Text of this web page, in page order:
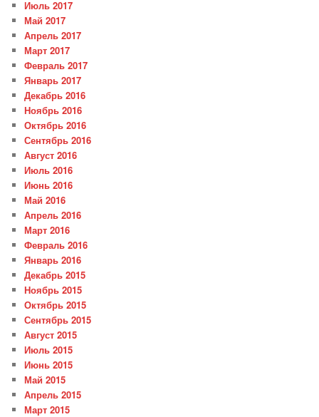
Июль 2017
Май 2017
Апрель 2017
Март 2017
Февраль 2017
Январь 2017
Декабрь 2016
Ноябрь 2016
Октябрь 2016
Сентябрь 2016
Август 2016
Июль 2016
Июнь 2016
Май 2016
Апрель 2016
Март 2016
Февраль 2016
Январь 2016
Декабрь 2015
Ноябрь 2015
Октябрь 2015
Сентябрь 2015
Август 2015
Июль 2015
Июнь 2015
Май 2015
Апрель 2015
Март 2015